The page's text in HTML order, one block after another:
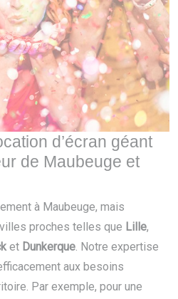
d’écran géant
de Maubeuge et
à Maubeuge, mais
proches telles que Lille,
et Dunkerque. Notre expertise
aux besoins
Par exemple, pour une